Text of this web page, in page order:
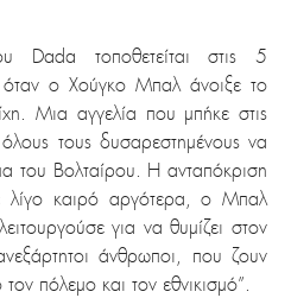
Dada τοποθετείται στις 5
ο Χούγκο Μπαλ άνοιξε το
Μια αγγελία που μπήκε στις
τους δυσαρεστημένους να
του Βολταίρου. Η ανταπόκριση
λίγο καιρό αργότερα, ο Μπαλ
για να θυμίζει στον
άνθρωποι, που ζουν
πόλεμο και τον εθνικισμό”.